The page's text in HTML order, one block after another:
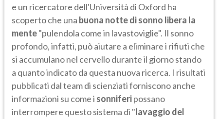
e un ricercatore dell'Università di Oxford ha
scoperto che una buona notte di sonno libera la
mente"pulendola come in lavastoviglie". Il sonno
profondo, infatti, può aiutare a eliminare i rifiuti che
si accumulano nel cervello durante il giorno stando
a quanto indicato da questa nuova ricerca. I risultati
pubblicati dal team di scienziati forniscono anche
informazioni su come i sonniferipossano
interrompere questo sistema di "lavaggio del